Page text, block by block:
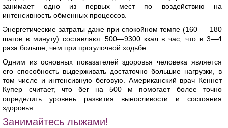
занимает одно из первых мест по воздействию на
интенсивность обменных процессов.
Энергетические затраты даже при спокойном темпе (160 — 180
шагов в минуту) составляют 500—9300 ккал в час, что в 3—4
раза больше, чем при прогулочной ходьбе.
Одним из основных показателей здоровья человека является
его способность выдерживать достаточно большие нагрузки, в
том числе и интенсивную беговую. Американский врач Кеннет
Купер считает, что бег на 500 м помогает более точно
определить уровень развития выносливости и состояния
здоровья.
Занимайтесь лыжами!